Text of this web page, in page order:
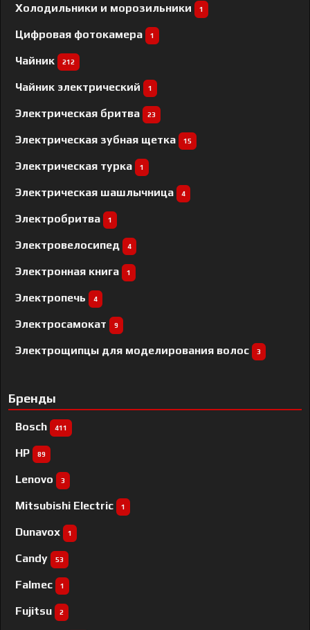
Холодильники и морозильники 1
Цифровая фотокамера 1
Чайник 212
Чайник электрический 1
Электрическая бритва 23
Электрическая зубная щетка 15
Электрическая турка 1
Электрическая шашлычница 4
Электробритва 1
Электровелосипед 4
Электронная книга 1
Электропечь 4
Электросамокат 9
Электрощипцы для моделирования волос 3
Бренды
Bosch 411
HP 89
Lenovo 3
Mitsubishi Electric 1
Dunavox 1
Candy 53
Falmec 1
Fujitsu 2